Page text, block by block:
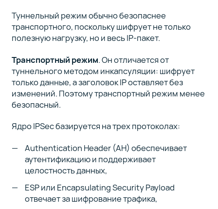
Туннельный режим обычно безопаснее
транспортного, поскольку шифрует не только
полезную нагрузку, но и весь IP-пакет.
Транспортный режим. Он отличается от
туннельного методом инкапсуляции: шифрует
только данные, а заголовок IP оставляет без
изменений. Поэтому транспортный режим менее
безопасный.
Ядро IPSec базируется на трех протоколах:
Authentication Header (AH) обеспечивает
аутентификацию и поддерживает
целостность данных,
ESP или Encapsulating Security Payload
отвечает за шифрование трафика,